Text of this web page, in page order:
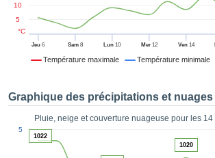
:
les
des
ACCEPTER
Température maximale Température minimale
Jeu 6 Sam8 Lun 10 Mer12 Ven14
5
10
°C
Graphique des précipitations et nuages
Pluie, neige et couverture nuageuse pour les
5
1022
1020